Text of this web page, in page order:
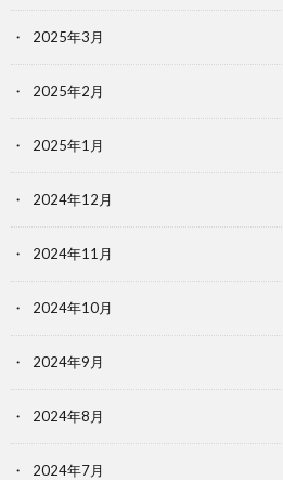
2025年3月
2025年2月
2025年1月
2024年12月
2024年11月
2024年10月
2024年9月
2024年8月
2024年7月